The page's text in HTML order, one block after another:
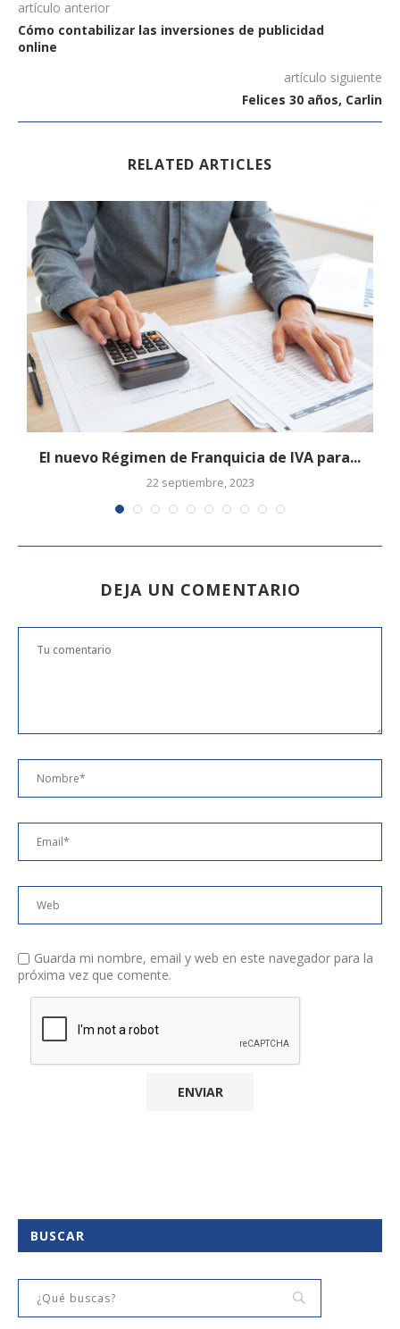
artículo anterior
Cómo contabilizar las inversiones de publicidad
online
artículo siguiente
Felices 30 años, Carlin
RELATED ARTICLES
El nuevo Régimen de Franquicia de IVA para...
22 septiembre, 2023
DEJA UN COMENTARIO
Guarda mi nombre, email y web en este navegador para la
próxima vez que comente.
BUSCAR